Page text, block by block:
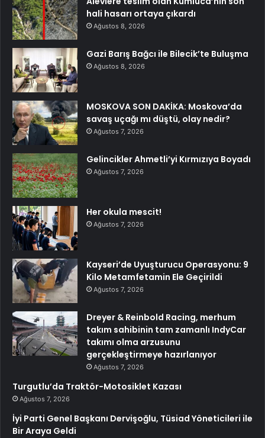
hali hasarı ortaya çıkardı
Ağustos 8, 2026
Gazi Barış Bağcı ile Bilecik’te Buluşma
Ağustos 8, 2026
MOSKOVA SON DAKİKA: Moskova’da
savaş uçağı mı düştü, olay nedir?
Ağustos 7, 2026
Gelincikler Ahmetli’yi Kırmızıya Boyadı
Ağustos 7, 2026
Her okula mescit!
Ağustos 7, 2026
Kayseri’de Uyuşturucu Operasyonu: 9
Kilo Metamfetamin Ele Geçirildi
Ağustos 7, 2026
Dreyer & Reinbold Racing, merhum
takım sahibinin tam zamanlı IndyCar
takımı olma arzusunu
gerçekleştirmeye hazırlanıyor
Ağustos 7, 2026
Turgutlu’da Traktör-Motosiklet Kazası
Ağustos 7, 2026
İyi Parti Genel Başkanı Dervişoğlu, Tüsiad Yöneticileri ile
Bir Araya Geldi